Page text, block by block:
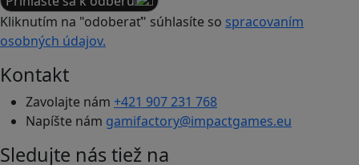
Kliknutím na "odoberať" súhlasíte so spracovaním
osobných údajov.
Kontakt
Zavolajte nám +421 907 231 768
Napíšte nám gamifactory@impactgames.eu
Sledujte nás tiež na